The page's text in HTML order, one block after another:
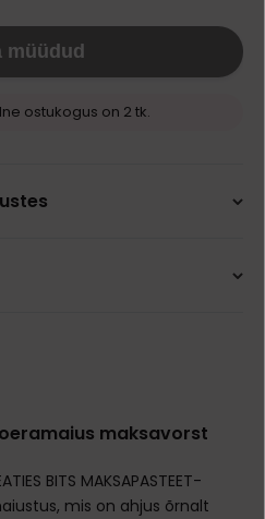
müüdud
ostukogus on 2 tk.
maksavorst
BITS MAKSAPASTEET-
mis on ahjus õrnalt